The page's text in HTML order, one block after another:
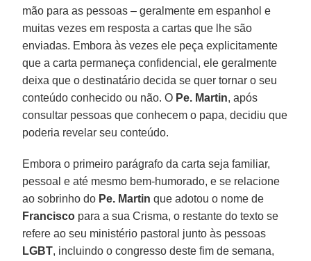
mão para as pessoas – geralmente em espanhol e
muitas vezes em resposta a cartas que lhe são
enviadas. Embora às vezes ele peça explicitamente
que a carta permaneça confidencial, ele geralmente
deixa que o destinatário decida se quer tornar o seu
conteúdo conhecido ou não. O Pe. Martin, após
consultar pessoas que conhecem o papa, decidiu que
poderia revelar seu conteúdo.
Embora o primeiro parágrafo da carta seja familiar,
pessoal e até mesmo bem-humorado, e se relacione
ao sobrinho do Pe. Martin que adotou o nome de
Francisco para a sua Crisma, o restante do texto se
refere ao seu ministério pastoral junto às pessoas
LGBT, incluindo o congresso deste fim de semana,